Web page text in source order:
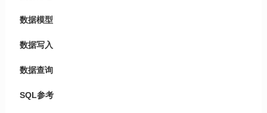
数据模型
数据写入
数据查询
SQL参考